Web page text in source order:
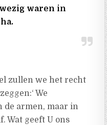
waren in
zullen we het recht
We
de armen, maar in
Wat geeft U ons